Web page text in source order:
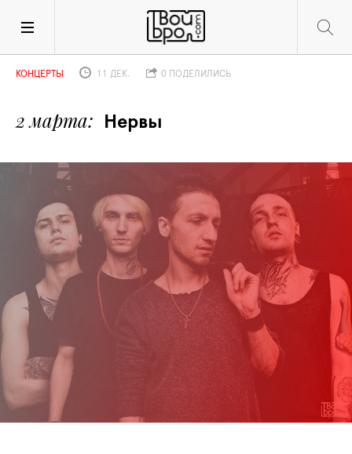
2 марта Нервы
КОНЦЕРТЫ 11 ДЕК. 0 ПОДЕЛИЛИСЬ